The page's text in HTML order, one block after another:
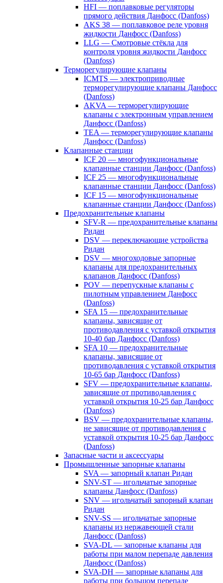
HFI — поплавковые регуляторы
прямого действия Данфосс (Danfoss)
AKS 38 — поплавковое реле уровня
жидкости Данфосс (Danfoss)
LLG — Смотровые стёкла для
контроля уровня жидкости Данфосс
(Danfoss)
Терморегулирующие клапаны
ICMTS — электроприводные
терморегулирующие клапаны Данфосс
(Danfoss)
AKVA — терморегулирующие
клапаны с электронным управлением
Данфосс (Danfoss)
TEA — терморегулирующие клапаны
Данфосс (Danfoss)
Клапанные станции
ICF 20 — многофункциональные
клапанные станции Данфосс (Danfoss)
ICF 25 — многофункциональные
клапанные станции Данфосс (Danfoss)
ICF 15 — многофункциональные
клапанные станции Данфосс (Danfoss)
Предохранительные клапаны
SFV-R — предохранительные клапаны
Ридан
DSV — переключающие устройства
Ридан
DSV — многоходовые запорные
клапаны для предохранительных
клапанов Данфосс (Danfoss)
POV — перепускные клапаны с
пилотным управлением Данфосс
(Danfoss)
SFA 15 — предохранительные
клапаны, зависящие от
противодавления с уставкой открытия
10-40 бар Данфосс (Danfoss)
SFA 10 — предохранительные
клапаны, зависящие от
противодавления с уставкой открытия
10-65 бар Данфосс (Danfoss)
SFV — предохранительные клапаны,
зависящие от противодавления с
уставкой открытия 10-25 бар Данфосс
(Danfoss)
BSV — предохранительные клапаны,
не зависящие от противодавления с
уставкой открытия 10-25 бар Данфосс
(Danfoss)
Запасные части и аксессуары
Промышленные запорные клапаны
SVA — запорный клапан Ридан
SNV-ST — игольчатые запорные
клапаны Данфосс (Danfoss)
SNV — игольчатый запорный клапан
Ридан
SNV-SS — игольчатые запорные
клапаны из нержавеющей стали
Данфосс (Danfoss)
SVA-DL — запорные клапаны для
работы при малом перепаде давления
Данфосс (Danfoss)
SVA-DH — запорные клапаны для
работы при большом перепаде